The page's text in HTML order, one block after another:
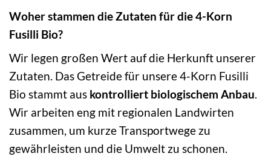
Woher stammen die Zutaten für die 4-Korn
Fusilli Bio?
Wir legen großen Wert auf die Herkunft unserer
Zutaten. Das Getreide für unsere 4-Korn Fusilli
Bio stammt aus kontrolliert biologischem Anbau.
Wir arbeiten eng mit regionalen Landwirten
zusammen, um kurze Transportwege zu
gewährleisten und die Umwelt zu schonen.